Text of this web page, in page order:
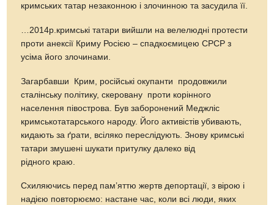
кримських татар незаконною і злочинною та засудила її.
…2014р.кримські татари вийшли на велелюдні протести
проти анексії Криму Росією – спадкоємицею СРСР з
усіма його злочинами.
Загарбавши Крим, російські окупанти продовжили
сталінську політику, скеровану проти корінного
населення півострова. Був заборонений Меджліс
кримськотатарського народу. Його активістів убивають,
кидають за ґрати, всіляко переслідують. Знову кримські
татари змушені шукати притулку далеко від
рідного краю.
Схиляючись перед пам’яттю жертв депортації, з вірою і
надією повторюємо: настане час, коли всі люди, яких